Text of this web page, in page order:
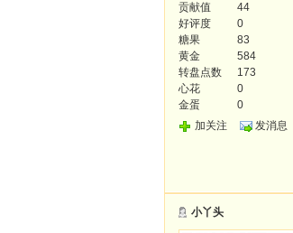
贡献值
44
好评度
0
糖果
83
黄金
584
转盘点数
173
心花
0
金蛋
0
加关注
发消息
小丫头